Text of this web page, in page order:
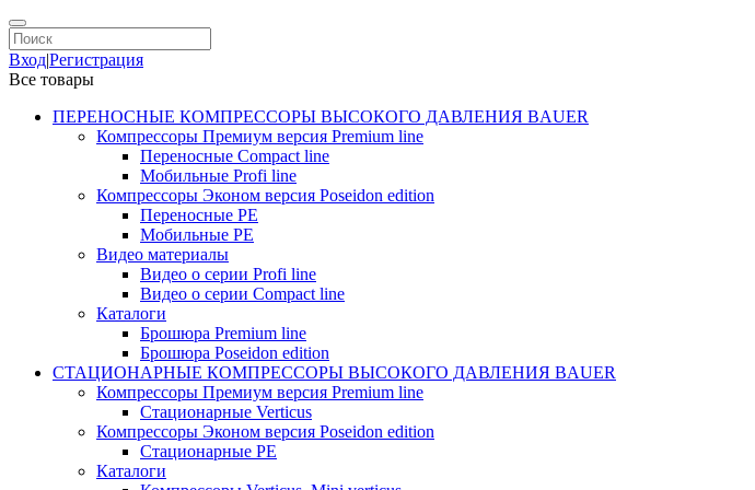
Вход|Регистрация
Все товары
ПЕРЕНОСНЫЕ КОМПРЕССОРЫ ВЫСОКОГО ДАВЛЕНИЯ BAUER
Компрессоры Премиум версия Premium line
Переносные Compact line
Мобильные Profi line
Компрессоры Эконом версия Poseidon edition
Переносные PE
Мобильные PE
Видео материалы
Видео о серии Profi line
Видео о серии Compact line
Каталоги
Брошюра Premium line
Брошюра Poseidon edition
СТАЦИОНАРНЫЕ КОМПРЕССОРЫ ВЫСОКОГО ДАВЛЕНИЯ BAUER
Компрессоры Премиум версия Premium line
Стационарные Verticus
Компрессоры Эконом версия Poseidon edition
Стационарные PE
Каталоги